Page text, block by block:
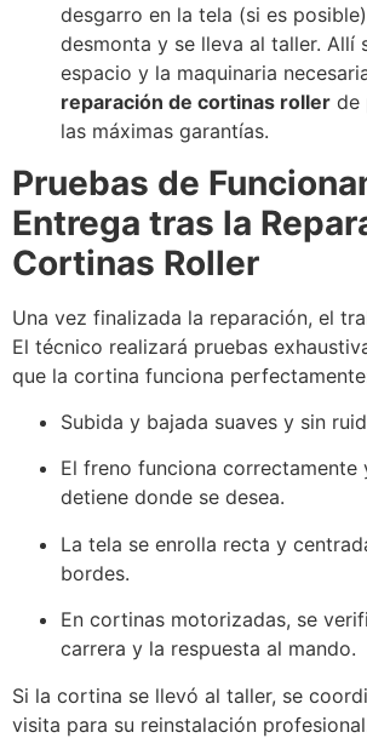
desgarro en la tela (si es
desmonta y se lleva al taller. Allí
espacio y la maquinaria
reparación de cortinas roller de
las máximas garantías.
Pruebas de
Entrega tras la
Cortinas Roller
Una vez finalizada la reparación, el
El técnico realizará pruebas
que la cortina funciona
Subida y bajada suaves y sin
El freno funciona correctamente
detiene donde se desea.
La tela se enrolla recta y
bordes.
En cortinas motorizadas, se
carrera y la respuesta al mando.
Si la cortina se llevó al taller, se
visita para su reinstalación